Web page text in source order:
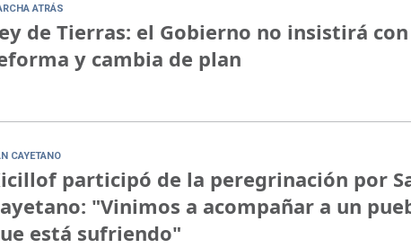
ATRÁS
de Tierras: el Gobierno no insistirá
y cambia de plan
CAYETANO
participó de la peregrinación por
"Vinimos a acompañar a un
está sufriendo"